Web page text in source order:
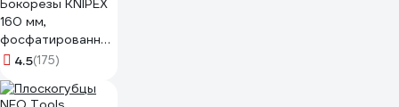
Бокорезы KNIPEX
160 мм,
фосфатированные,
3-комп ручки KN-
4.5(175)